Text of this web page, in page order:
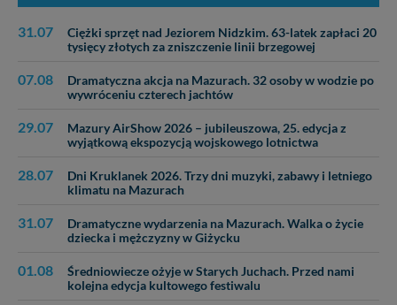
31.07
Ciężki sprzęt nad Jeziorem Nidzkim. 63-latek zapłaci 20
tysięcy złotych za zniszczenie linii brzegowej
07.08
Dramatyczna akcja na Mazurach. 32 osoby w wodzie po
wywróceniu czterech jachtów
29.07
Mazury AirShow 2026 – jubileuszowa, 25. edycja z
wyjątkową ekspozycją wojskowego lotnictwa
28.07
Dni Kruklanek 2026. Trzy dni muzyki, zabawy i letniego
klimatu na Mazurach
31.07
Dramatyczne wydarzenia na Mazurach. Walka o życie
dziecka i mężczyzny w Giżycku
01.08
Średniowiecze ożyje w Starych Juchach. Przed nami
kolejna edycja kultowego festiwalu